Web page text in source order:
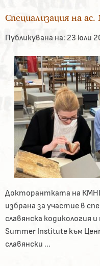
Специализация на
Публикувана на: 23 юли
Докторантката на
избрана за участие в
славянска кодикология
Summer Institute към
славянски ...